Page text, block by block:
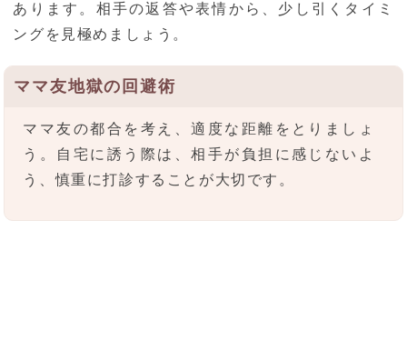
あります。相手の返答や表情から、少し引くタイミ
ングを見極めましょう。
ママ友地獄の回避術
ママ友の都合を考え、適度な距離をとりましょ
う。自宅に誘う際は、相手が負担に感じないよ
う、慎重に打診することが大切です。